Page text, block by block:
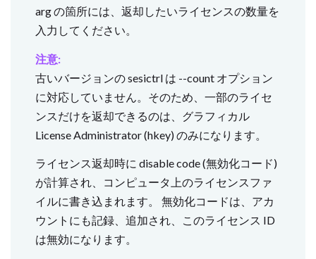
arg の箇所には、返却したいライセンスの数量を
入力してください。
注意:
古いバージョンの sesictrl は --count オプション
に対応していません。そのため、一部のライセ
ンスだけを返却できるのは、グラフィカル
License Administrator (hkey) のみになります。
ライセンス返却時に disable code (無効化コード)
が計算され、コンピュータ上のライセンスファ
イルに書き込まれます。 無効化コードは、アカ
ウントにも記録、追加され、このライセンス ID
は無効になります。